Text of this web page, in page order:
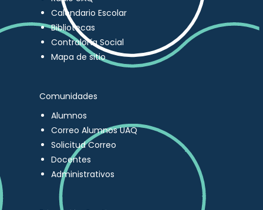
Calendario Escolar
Bibliotecas
Contraloría Social
Mapa de sitio
Comunidades
Alumnos
Correo Alumnos UAQ
Solicitud Correo
Docentes
Administrativos